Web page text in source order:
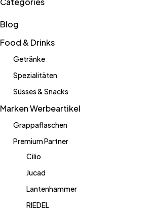
Blog
Food & Drinks
Getränke
Spezialitäten
Süsses & Snacks
Marken Werbeartikel
Grappaflaschen
Premium Partner
Cilio
Jucad
Lantenhammer
RIEDEL